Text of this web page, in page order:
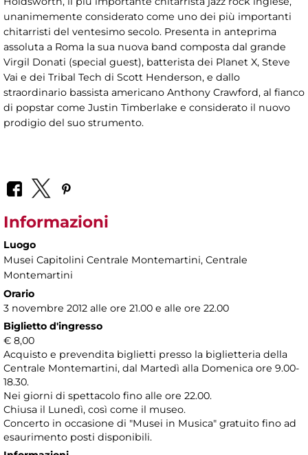
unanimemente considerato come uno dei più importanti
chitarristi del ventesimo secolo. Presenta in anteprima
assoluta a Roma la sua nuova band composta dal grande
Virgil Donati (special guest), batterista dei Planet X, Steve
Vai e dei Tribal Tech di Scott Henderson, e dallo
straordinario bassista americano Anthony Crawford, al fianco
di popstar come Justin Timberlake e considerato il nuovo
prodigio del suo strumento.
Informazioni
Luogo
Musei Capitolini Centrale Montemartini, Centrale
Montemartini
Orario
3 novembre 2012 alle ore 21.00 e alle ore 22.00
Biglietto d'ingresso
€ 8,00
Acquisto e prevendita biglietti presso la biglietteria della
Centrale Montemartini, dal Martedì alla Domenica ore 9.00-
18.30.
Nei giorni di spettacolo fino alle ore 22.00.
Chiusa il Lunedì, così come il museo.
Concerto in occasione di "Musei in Musica" gratuito fino ad
esaurimento posti disponibili.